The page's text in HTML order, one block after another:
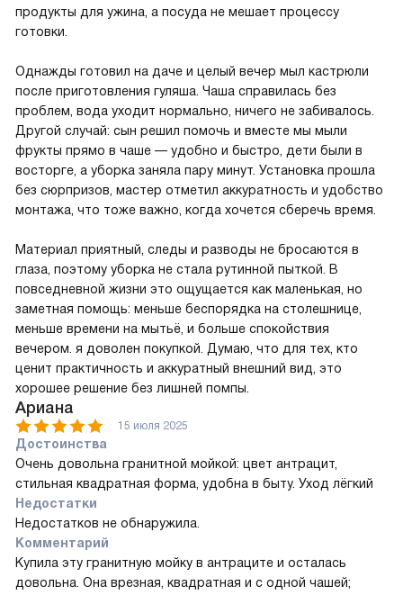
продукты для ужина, а посуда не мешает процессу
готовки.
Однажды готовил на даче и целый вечер мыл кастрюли
после приготовления гуляша. Чаша справилась без
проблем, вода уходит нормально, ничего не забивалось.
Другой случай: сын решил помочь и вместе мы мыли
фрукты прямо в чаше — удобно и быстро, дети были в
восторге, а уборка заняла пару минут. Установка прошла
без сюрпризов, мастер отметил аккуратность и удобство
монтажа, что тоже важно, когда хочется сберечь время.
Материал приятный, следы и разводы не бросаются в
глаза, поэтому уборка не стала рутинной пыткой. В
повседневной жизни это ощущается как маленькая, но
заметная помощь: меньше беспорядка на столешнице,
меньше времени на мытьё, и больше спокойствия
вечером. я доволен покупкой. Думаю, что для тех, кто
ценит практичность и аккуратный внешний вид, это
хорошее решение без лишней помпы.
Ариана
15 июля 2025
Достоинства
Очень довольна гранитной мойкой: цвет антрацит,
стильная квадратная форма, удобна в быту. Уход лёгкий
Недостатки
Недостатков не обнаружила.
Комментарий
Купила эту гранитную мойку в антраците и осталась
довольна. Она врезная, квадратная и с одной чашей;